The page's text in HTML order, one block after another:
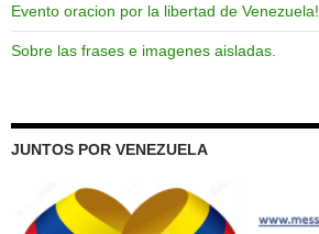
Evento oracion por la libertad de Venezuela!
Sobre las frases e imagenes aisladas.
JUNTOS POR VENEZUELA